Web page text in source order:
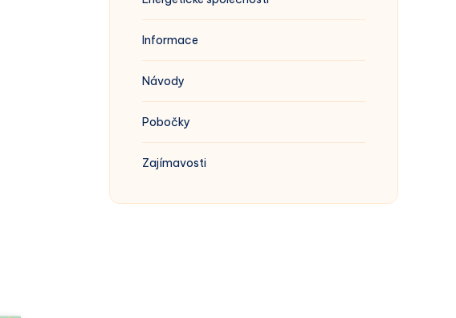
Informace
Návody
Pobočky
Zajímavosti